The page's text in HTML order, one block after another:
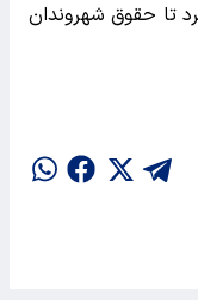
تا حقوق شهروندان